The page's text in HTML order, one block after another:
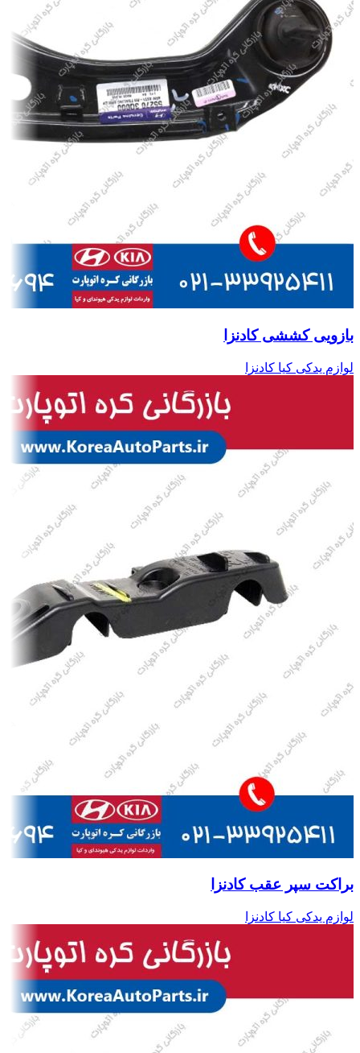
بازویی کششی کادنزا
لوازم یدکی کیا کادنزا
براکت سپر عقب کادنزا
لوازم یدکی کیا کادنزا